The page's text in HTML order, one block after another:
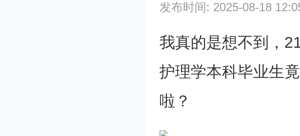
发布时间: 2025-08-18
我真的是想不到，
护理学本科毕业生
啦？